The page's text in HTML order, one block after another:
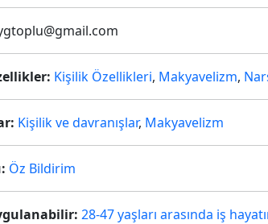
Kişilik Özellikleri, Makyavelizm,
Kişilik ve davranışlar, Makyavelizm
Öz Bildirim
28-47 yaşları arasında iş